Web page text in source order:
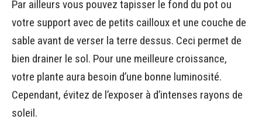
Par ailleurs vous pouvez tapisser le fond du pot ou
votre support avec de petits cailloux et une couche de
sable avant de verser la terre dessus. Ceci permet de
bien drainer le sol. Pour une meilleure croissance,
votre plante aura besoin d’une bonne luminosité.
Cependant, évitez de l’exposer à d’intenses rayons de
soleil.